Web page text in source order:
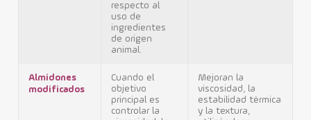
respecto al
uso de
ingredientes
de origen
animal.
Almidones
modificados
Cuando el
objetivo
principal es
controlar la
Mejoran la
viscosidad, la
estabilidad térmica
y la textura,